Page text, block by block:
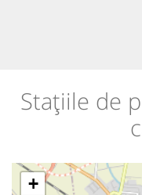
Stațiile de
+